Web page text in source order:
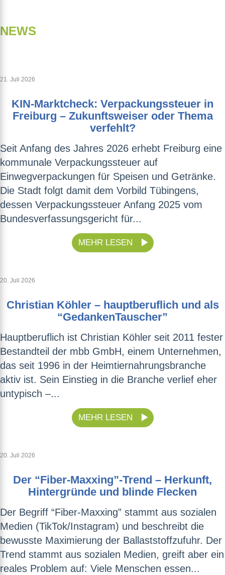
NEWS
21. Juli 2026
KIN-Marktcheck: Verpackungssteuer in
Freiburg – Zukunftsweiser oder Thema
verfehlt?
Seit Anfang des Jahres 2026 erhebt Freiburg eine
kommunale Verpackungssteuer auf
Einwegverpackungen für Speisen und Getränke.
Die Stadt folgt damit dem Vorbild Tübingens,
dessen Verpackungssteuer Anfang 2025 vom
Bundesverfassungsgericht für...
MEHR LESEN
20. Juli 2026
Christian Köhler – hauptberuflich und als
“GedankenTauscher”
Hauptberuflich ist Christian Köhler seit 2011 fester
Bestandteil der mbb GmbH, einem Unternehmen,
das seit 1996 in der Heimtiernahrungsbranche
aktiv ist. Sein Einstieg in die Branche verlief eher
untypisch –...
MEHR LESEN
20. Juli 2026
Der “Fiber-Maxxing”-Trend – Herkunft,
Hintergründe und blinde Flecken
Der Begriff “Fiber-Maxxing” stammt aus sozialen
Medien (TikTok/Instagram) und beschreibt die
bewusste Maximierung der Ballaststoffzufuhr. Der
Trend stammt aus sozialen Medien, greift aber ein
reales Problem auf: Viele Menschen essen...